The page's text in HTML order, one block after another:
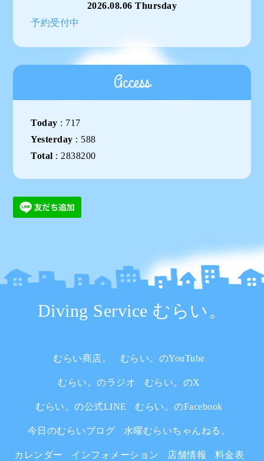
2026.08.06 Thursday
予約受付中
Access
Today : 717
Yesterday : 588
Total : 2838200
Diving Service むらい。
むらい商店。 むらい。のYouTube
むらい。のラジオ むらい。のX
むらい。の公式LINE むらい。のFacebook
今日のむらいブログ 水曜むらいちゃんねる。
カレンダー インフォメーション 店舗情報 料金表